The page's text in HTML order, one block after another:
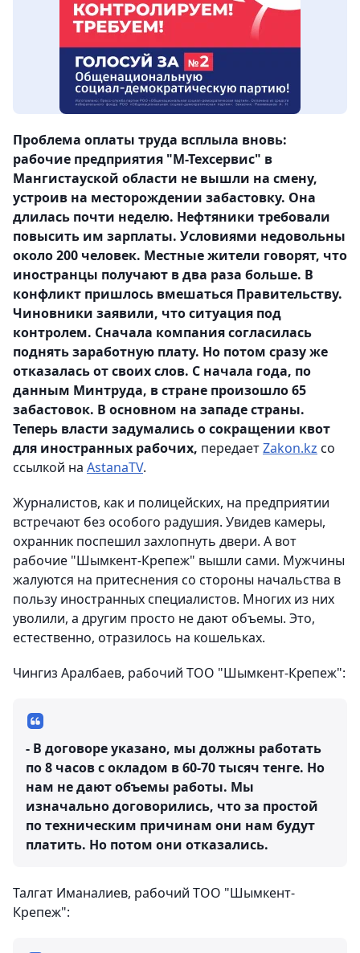
Проблема оплаты труда всплыла вновь:
рабочие предприятия "М-Техсервис" в
Мангистауской области не вышли на смену,
устроив на месторождении забастовку. Она
длилась почти неделю. Нефтяники требовали
повысить им зарплаты. Условиями недовольны
около 200 человек. Местные жители говорят, что
иностранцы получают в два раза больше. В
конфликт пришлось вмешаться Правительству.
Чиновники заявили, что ситуация под
контролем. Сначала компания согласилась
поднять заработную плату. Но потом сразу же
отказалась от своих слов. С начала года, по
данным Минтруда, в стране произошло 65
забастовок. В основном на западе страны.
Теперь власти задумались о сокращении квот
для иностранных рабочих, передаетZakon.kz со
ссылкой на AstanaTV.
Журналистов, как и полицейских, на предприятии
встречают без особого радушия. Увидев камеры,
охранник поспешил захлопнуть двери. А вот
рабочие "Шымкент-Крепеж" вышли сами. Мужчины
жалуются на притеснения со стороны начальства в
пользу иностранных специалистов. Многих из них
уволили, а другим просто не дают объемы. Это,
естественно, отразилось на кошельках.
Чингиз Аралбаев, рабочий ТОО "Шымкент-Крепеж":
- В договоре указано, мы должны работать
по 8 часов с окладом в 60-70 тысяч тенге. Но
нам не дают объемы работы. Мы
изначально договорились, что за простой
по техническим причинам они нам будут
платить. Но потом они отказались.
Талгат Иманалиев, рабочий ТОО "Шымкент-
Крепеж":